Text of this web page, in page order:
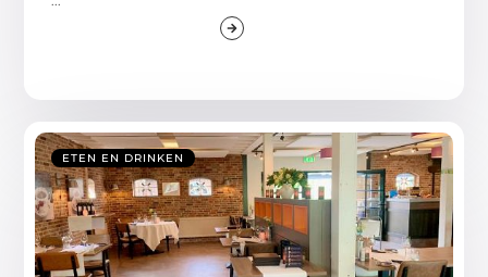
ETEN EN DRINKEN